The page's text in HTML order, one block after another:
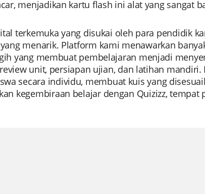
menjadikan kartu flash ini alat yang sangat
terkemuka yang disukai oleh para pendidik
menarik. Platform kami menawarkan
yang membuat pembelajaran menjadi
unit, persiapan ujian, dan latihan
secara individu, membuat kuis yang
kegembiraan belajar dengan Quizizz, tempat